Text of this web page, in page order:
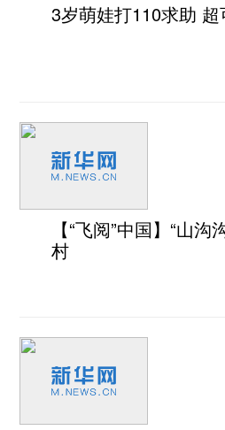
3岁萌娃打110求助
【“飞阅”中国】“山
村